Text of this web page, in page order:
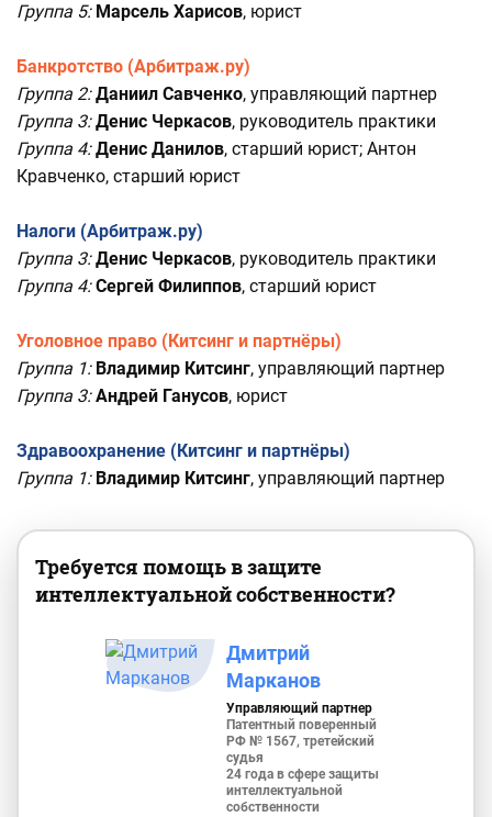
Группа 5: Марсель Харисов, юрист
Банкротство (Арбитраж.ру)
Группа 2: Даниил Савченко, управляющий партнер
Группа 3: Денис Черкасов, руководитель практики
Группа 4: Денис Данилов, старший юрист; Антон
Кравченко, старший юрист
Налоги (Арбитраж.ру)
Группа 3: Денис Черкасов, руководитель практики
Группа 4: Сергей Филиппов, старший юрист
Уголовное право (Китсинг и партнёры)
Группа 1: Владимир Китсинг, управляющий партнер
Группа 3:Андрей Ганусов, юрист
Здравоохранение (Китсинг и партнёры)
Группа 1: Владимир Китсинг, управляющий партнер
Требуется помощь в защите
интеллектуальной собственности?
Дмитрий
Марканов
Управляющий партнер
Патентный поверенный
РФ № 1567, третейский
судья
24 года в сфере защиты
интеллектуальной
собственности